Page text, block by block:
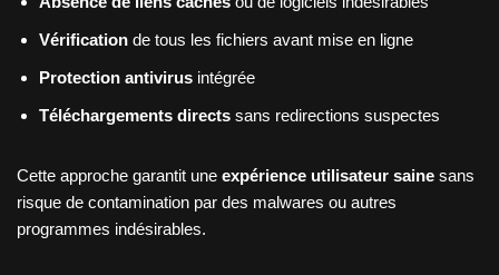
Vérification de tous les fichiers avant mise en ligne
Protection antivirus intégrée
Téléchargements directs sans redirections suspectes
Cette approche garantit une expérience utilisateur saine sans
risque de contamination par des malwares ou autres
programmes indésirables.